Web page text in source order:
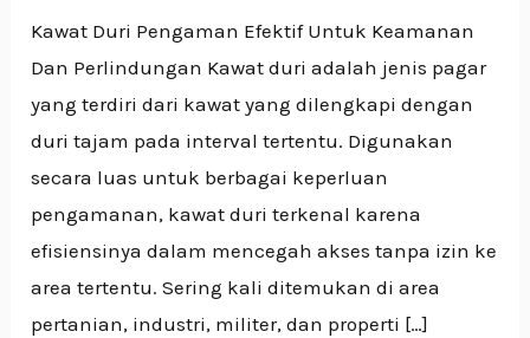
Kawat Duri Pengaman Efektif Untuk Keamanan
Dan Perlindungan Kawat duri adalah jenis pagar
yang terdiri dari kawat yang dilengkapi dengan
duri tajam pada interval tertentu. Digunakan
secara luas untuk berbagai keperluan
pengamanan, kawat duri terkenal karena
efisiensinya dalam mencegah akses tanpa izin ke
area tertentu. Sering kali ditemukan di area
pertanian, industri, militer, dan properti […]